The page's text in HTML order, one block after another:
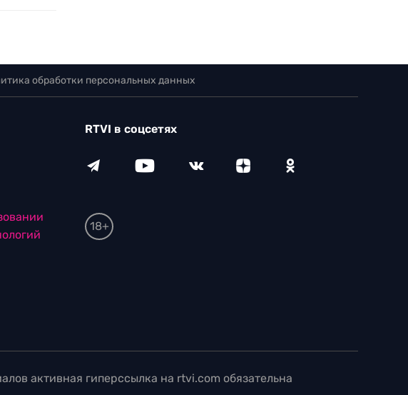
обработки персональных данных
RTVI в соцсетях
18+
активная гиперссылка на rtvi.com обязательна